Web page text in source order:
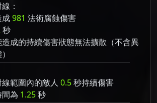
：
成981 法術腐蝕傷害
秒
成的持續傷害狀態無法擴散（不含異
線範圍內的敵人 0.5秒持續傷害
為 1.25秒